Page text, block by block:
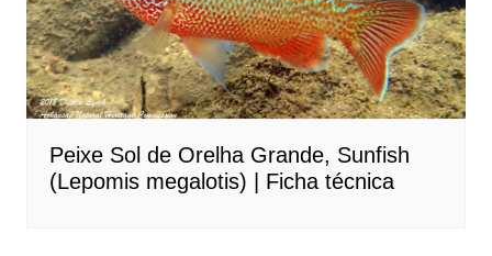
Peixe Sol de Orelha Grande, Sunfish
(Lepomis megalotis) | Ficha técnica